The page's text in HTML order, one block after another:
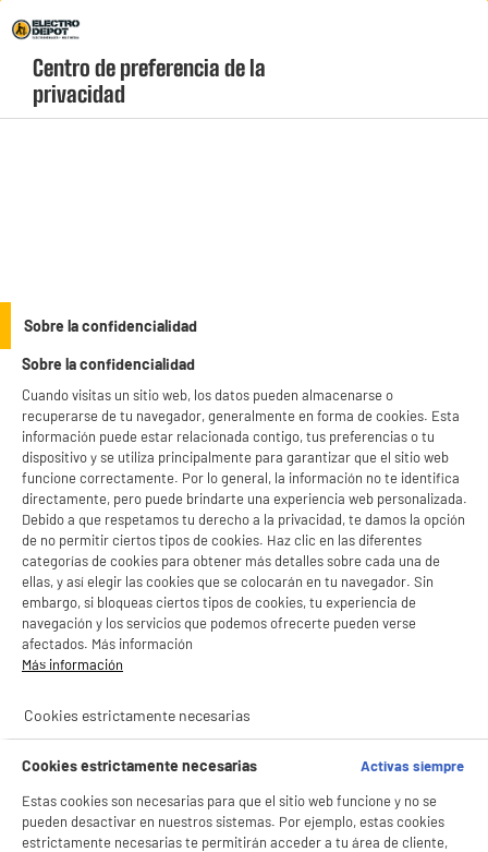
Menú
geolocation-header-icon-text
account
pequeños. ¡Recogida gratis en tienda en 1 hora!
current-store
LEGANÉS, MADRID
productItem__availability-
change-btn
product_list_sticky_button_Filter
★★★★★
★★★★★
Cepillo dientes ORAL-B VITALITY Pro Kids Frozen
Tipo : Cepillo de dientes eléctrico infantil
Alimentación :
Número de movimientos por minuto :
DEPOT
Con el fin de mejorar tu experiencia, y tras tu consentimiento, ELECTRO DEPOT
y sus socios utilizan cookies que procesan tus datos personales para:
- compartir contenido adaptado a tus preferencias
- ofrecer publicidad y comunicaciones personalizadas
- facilitar el intercambio de contenido en las redes sociales
- analizar el tráfico en nuestro sitio web Consulta la política de cookies.
Consulta la política de cookies..
Si aceptas, la experiencia será aún mejor. Si no acepta, se utilizarán cookies
estadísticas anónimas basadas en tu navegación. Puedes oponerte a su uso
gestionando sus cookies.
¡Buena visita!
Gestionar cookies
Centro de preferencia de la
privacidad
Sobre la confidencialidad
Sobre la confidencialidad
Cuando visitas un sitio web, los datos pueden almacenarse o
recuperarse de tu navegador, generalmente en forma de cookies. Esta
información puede estar relacionada contigo, tus preferencias o tu
dispositivo y se utiliza principalmente para garantizar que el sitio web
funcione correctamente. Por lo general, la información no te identifica
directamente, pero puede brindarte una experiencia web personalizada.
Debido a que respetamos tu derecho a la privacidad, te damos la opción
de no permitir ciertos tipos de cookies. Haz clic en las diferentes
categorías de cookies para obtener más detalles sobre cada una de
ellas, y así elegir las cookies que se colocarán en tu navegador. Sin
embargo, si bloqueas ciertos tipos de cookies, tu experiencia de
navegación y los servicios que podemos ofrecerte pueden verse
afectados. Más información
Más información
Cookies estrictamente necesarias
Cookies estrictamente necesarias
Activas siempre
Estas cookies son necesarias para que el sitio web funcione y no se
pueden desactivar en nuestros sistemas. Por ejemplo, estas cookies
estrictamente necesarias te permitirán acceder a tu área de cliente,